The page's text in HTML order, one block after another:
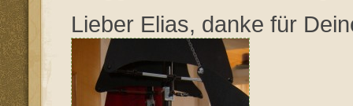
Lieber Elias, danke für